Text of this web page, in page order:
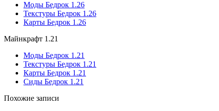
Моды Бедрок 1.26
Текстуры Бедрок 1.26
Карты Бедрок 1.26
Майнкрафт 1.21
Моды Бедрок 1.21
Текстуры Бедрок 1.21
Карты Бедрок 1.21
Сиды Бедрок 1.21
Похожие записи